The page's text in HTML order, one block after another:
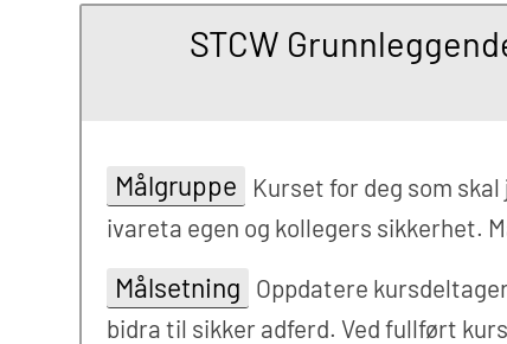
STCW
Målgruppe
Kurset for deg som
ivareta egen og kollegers sikkerhet.
Målsetning Oppdatere
bidra til sikker adferd. Ved fullført